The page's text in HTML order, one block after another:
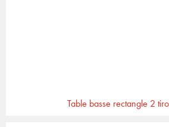
Table basse rectangle 2